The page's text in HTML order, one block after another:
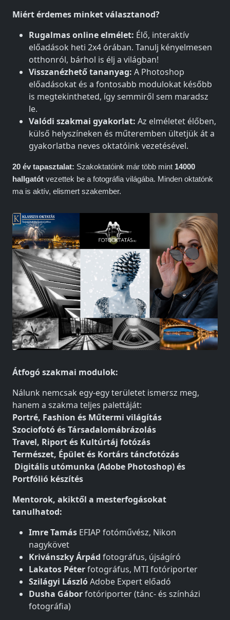
Miért érdemes minket választanod?
Rugalmas online elmélet: Élő, interaktív
előadások heti 2x4 órában. Tanulj kényelmesen
otthonról, bárhol is élj a világban!
Visszanézhető tananyag: A Photoshop
előadásokat és a fontosabb modulokat később
is megtekintheted, így semmiről sem maradsz
le.
Valódi szakmai gyakorlat: Az elméletet élőben,
külső helyszíneken és műteremben ültetjük át a
gyakorlatba neves oktatóink vezetésével.
20 év tapasztalat: Szakoktatóink már több mint 14000
hallgatót vezettek be a fotográfia világába. Minden oktatónk
ma is aktív, elismert szakember.
Átfogó szakmai modulok:
Nálunk nemcsak egy-egy területet ismersz meg,
hanem a szakma teljes palettáját:
Portré, Fashion és Műtermi világítás
Szociofotó és Társadalomábrázolás
Travel, Riport és Kultúrtáj fotózás
Természet, Épület és Kortárs táncfotózás
Digitális utómunka (Adobe Photoshop) és
Portfólió készítés
Mentorok, akiktől a mesterfogásokat
tanulhatod:
Imre Tamás EFIAP fotóművész, Nikon
nagykövet
Krivánszky Árpád fotográfus, újságíró
Lakatos Péterfotográfus, MTI fotóriporter
Szilágyi LászlóAdobe Expert előadó
Dusha Gáborfotóriporter (tánc- és színházi
fotográfia)